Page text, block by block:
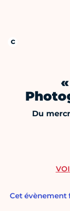
Du
Cet évènement